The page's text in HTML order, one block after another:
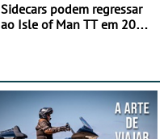
Sidecars podem regressar
ao Isle of Man TT em 2027